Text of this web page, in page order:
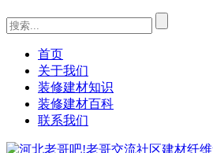
首页
关于我们
装修建材知识
装修建材百科
联系我们